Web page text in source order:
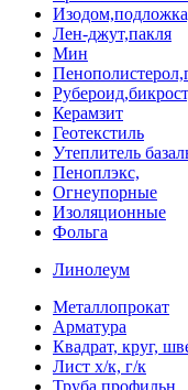
Лен-джут,пакля
Мин
Керамзит
Геотекстиль
Утеплитель
Пеноплэкс,
Огнеупорные
Изоляционные
Фольга
Линолеум
Металлопрокат
Арматура
Квадрат, круг,
Лист х/к, г/к
Труба профильн